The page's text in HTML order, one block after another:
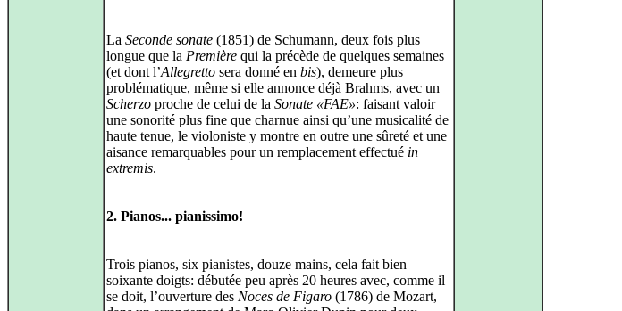
La Seconde sonate (1851) de Schumann, deux fois plus
longue que la Première qui la précède de quelques semaines
(et dont l’Allegretto sera donné en bis), demeure plus
problématique, même si elle annonce déjà Brahms, avec un
Scherzo proche de celui de la Sonate «FAE»: faisant valoir
une sonorité plus fine que charnue ainsi qu’une musicalité de
haute tenue, le violoniste y montre en outre une sûreté et une
aisance remarquables pour un remplacement effectué in
extremis.
2. Pianos... pianissimo!
Trois pianos, six pianistes, douze mains, cela fait bien
soixante doigts: débutée peu après 20 heures avec, comme il
se doit, l’ouverture des Noces de Figaro (1786) de Mozart,